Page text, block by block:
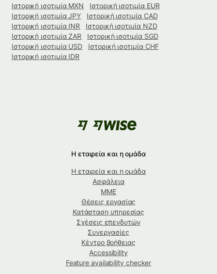
Ιστορική ισοτιμία MXN
Ιστορική ισοτιμία EUR
Ιστορική ισοτιμία JPY
Ιστορική ισοτιμία CAD
Ιστορική ισοτιμία INR
Ιστορική ισοτιμία NZD
Ιστορική ισοτιμία ZAR
Ιστορική ισοτιμία SGD
Ιστορική ισοτιμία USD
Ιστορική ισοτιμία CHF
Ιστορική ισοτιμία IDR
Η εταιρεία και η ομάδα
Η εταιρεία και η ομάδα
Ασφάλεια
ΜΜΕ
Θέσεις εργασίας
Κατάσταση υπηρεσίας
Σχέσεις επενδυτών
Συνεργασίες
Κέντρο βοήθειας
Accessibility
Feature availability checker